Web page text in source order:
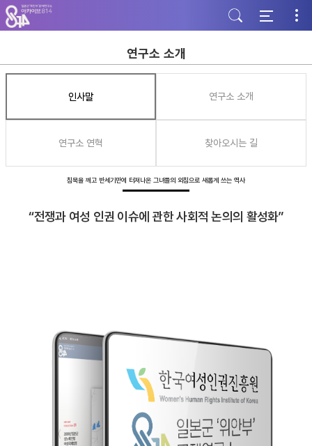
주
메
뉴
가
기
본
문
바
기
하
단
바
기
연구소 소개
인사말 연구소 소개
연구소 연혁 찾아오시는 길
침묵을 깨고 반세기만에 터져나온 그녀들의 외침으로 새롭게 쓰는 역사
“전쟁과 여성 인권 이슈에 관한 사회적 논의의 활성화”